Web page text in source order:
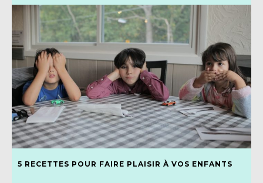
5 RECETTES POUR FAIRE PLAISIR À VOS ENFANTS